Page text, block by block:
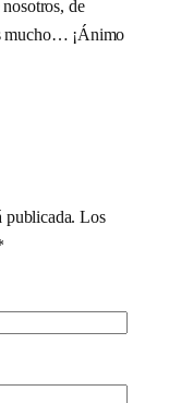
de
mucho… ¡Ánimo
publicada. Los